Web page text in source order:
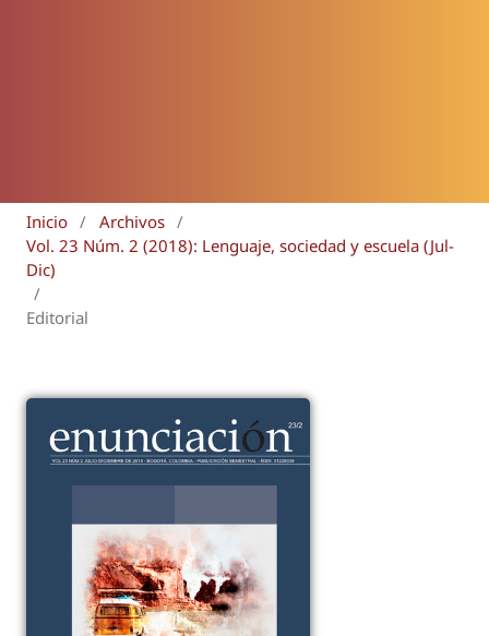
Inicio / Archivos /
Vol. 23 Núm. 2 (2018): Lenguaje, sociedad y escuela (Jul-
Dic)
/
Editorial